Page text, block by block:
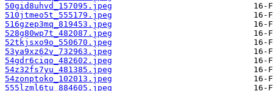
50gid8uhvd_157095.jpeg
510jtmeo5t_555179.jpeg
516gzep3mq_819453.jpeg
528g80wp7t_482087.jpeg
52tkjsxo9o_550670.jpeg
53ya9xz62v_732963.jpeg
54gdr6ciqo_482602.jpeg
54z32fs7yu_481385.jpeg
54zonptoko_102013.jpeg
555lzml6tu_884605.jpeg